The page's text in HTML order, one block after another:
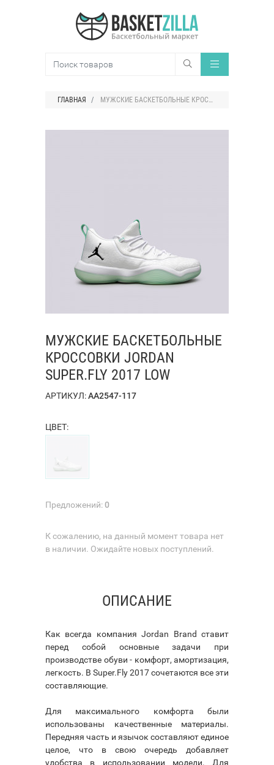
ГЛАВНАЯ МУЖСКИЕ БАСКЕТБОЛЬНЫЕ КРОССОВКИ JORDAN SUPER.FLY 2017 LOW
МУЖСКИЕ БАСКЕТБОЛЬНЫЕ
КРОССОВКИ JORDAN
SUPER.FLY 2017 LOW
АРТИКУЛ:AA2547-117
ЦВЕТ:
Предложений:0
К сожалению, на данный момент товара нет
в наличии. Ожидайте новых поступлений.
ОПИСАНИЕ
Как всегда компания Jordan Brand ставит
перед собой основные задачи при
производстве обуви - комфорт, амортизация,
легкость. В Super.Fly 2017 сочетаются все эти
составляющие.
Для максимального комфорта были
использованы качественные материалы.
Передняя часть и язычок составляют единое
целое, что в свою очередь добавляет
удобства в использовании модели. Для